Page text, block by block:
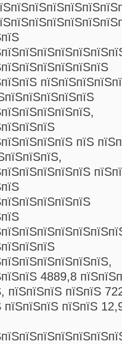
пїЅ
4889,8
пїЅпїЅпїЅ пїЅпїЅ
пїЅпїЅпїЅ пїЅпїЅ